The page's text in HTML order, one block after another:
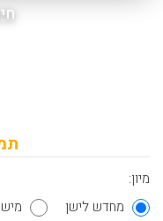
מיון:
מחדש לישן